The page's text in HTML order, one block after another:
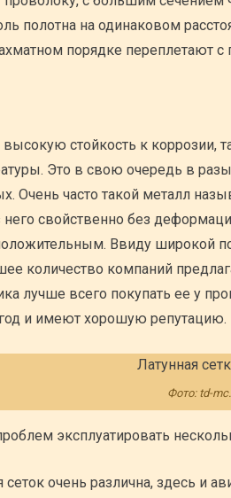
полотна на одинаковом
порядке переплетают
стойкость к коррозии,
Это в свою очередь в
Очень часто такой металл
свойственно без
Ввиду широкой
количество компаний
лучше всего покупать ее у
и имеют хорошую репутацию.
Фото: td-
эксплуатировать
очень различна, здесь и